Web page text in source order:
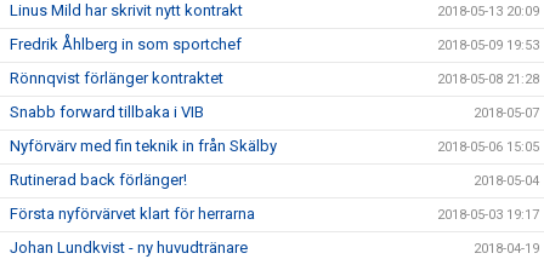
Linus Mild har skrivit nytt kontrakt 2018-05-13 20:09
Fredrik Åhlberg in som sportchef 2018-05-09 19:53
Rönnqvist förlänger kontraktet 2018-05-08 21:28
Snabb forward tillbaka i VIB 2018-05-07
Nyförvärv med fin teknik in från Skälby 2018-05-06 15:05
Rutinerad back förlänger! 2018-05-04
Första nyförvärvet klart för herrarna 2018-05-03 19:17
Johan Lundkvist - ny huvudtränare 2018-04-19